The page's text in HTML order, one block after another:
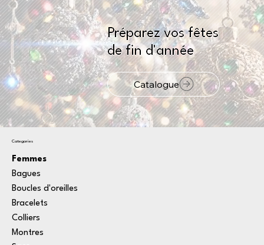
Préparez vos fêtes
de fin d'année
Catalogue
Categories
Femmes
Bagues
Boucles d'oreilles
Bracelets
Colliers
Montres